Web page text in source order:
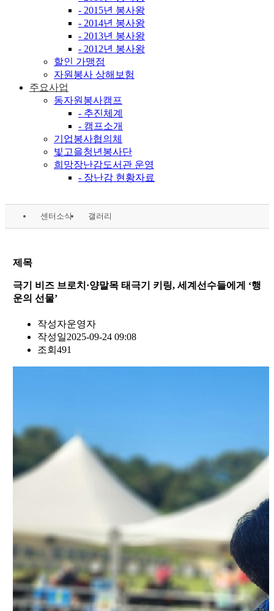
- 2015년 봉사왕
- 2014년 봉사왕
- 2013년 봉사왕
- 2012년 봉사왕
할인 가맹점
자원봉사 상해보험
주요사업
동자원봉사캠프
- 추진체계
- 캠프소개
기업봉사협의체
빛고을청년봉사단
희망장난감도서관 운영
- 장난감 현황자료
센터소식 갤러리
제목
극기 비즈 브로치·양말목 태극기 키링, 세계선수들에게 ‘행
운의 선물’
작성자운영자
작성일2025-09-24 09:08
조회 491